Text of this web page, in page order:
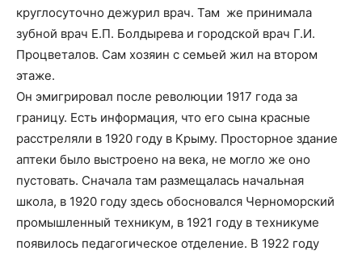
круглосуточно дежурил врач. Там же принимала
зубной врач Е.П. Болдырева и городской врач Г.И.
Процветалов. Сам хозяин с семьей жил на втором
этаже.
Он эмигрировал после революции 1917 года за
границу. Есть информация, что его сына красные
расстреляли в 1920 году в Крыму. Просторное здание
аптеки было выстроено на века, не могло же оно
пустовать. Сначала там размещалась начальная
школа, в 1920 году здесь обосновался Черноморский
промышленный техникум, в 1921 году в техникуме
появилось педагогическое отделение. В 1922 году